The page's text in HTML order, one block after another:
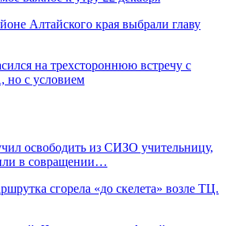
Алтайского края выбрали главу
на трехстороннюю встречу с
с условием
освободить из СИЗО учительницу,
в совращении…
сгорела «до скелета» возле ТЦ.